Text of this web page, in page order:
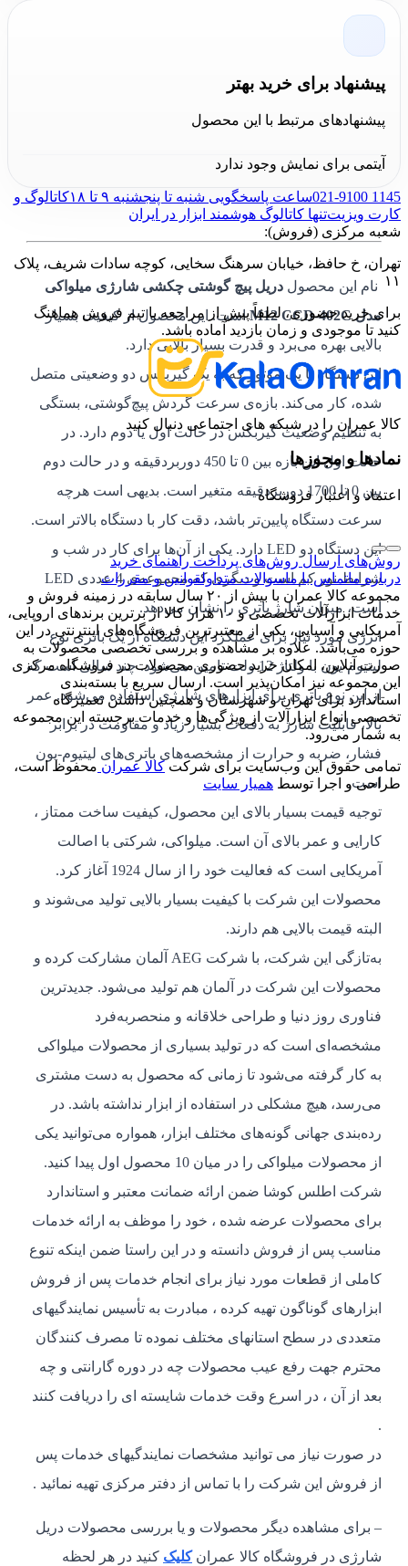
نام این محصول دریل پیچ گوشتی چکشی شارژی میلواکی
مدل M12 CCD-402C
است. این محصول از کیفیت بسیار
بالایی بهره‌ می‌برد و قدرت بسیار بالایی دارد.
این دستگاه با یک موتور که به یک گیربکس دو وضعیتی متصل
شده، کار می‌کند. بازه‌ی سرعت گردش پیچ‌گوشتی، بستگی
به تنظیم وضعیت گیربکس در حالت اول یا دوم دارد. در
حالت اول این بازه بین 0 تا 450 دوربردقیقه و در حالت دوم
بین 0 تا 1700 دوربردقیقه متغیر است. بدیهی است هرچه
سرعت دستگاه پایین‌تر باشد، دقت کار با دستگاه بالاتر است.
این دستگاه دو LED دارد. یکی از آن‌ها برای کار در شب و
شرایط نور کم است و دیگری که مجموعه‌ی 4 عددی LED
است، میزان شارژ باتری را نشان می‌دهد.
انرژی مورد نیاز برای عملکرد این دستگاه از یک باتری نوع
لیتیوم-یون با ولتاژ 12 ولت تامین می‌شود. چند سالی است که
از این نوع باتری برای ابزارهای شارژی استفاده می‌شود. عمر
بالا، قابلیت شارژ به دفعات بسیار زیاد و مقاومت در برابر
فشار، ضربه و حرارت از مشخصه‌های باتری‌های لیتیوم-یون
است.
توجیه قیمت بسیار بالای این محصول، کیفیت ساخت ممتاز ،
کارایی و عمر بالای آن است. میلواکی، شرکتی با اصالت
آمریکایی است که فعالیت خود را از سال 1924 آغاز کرد.
محصولات این شرکت با کیفیت بسیار بالایی تولید می‌شوند و
البته قیمت بالایی هم دارند.
به‌تازگی این شرکت، با شرکت AEG آلمان مشارکت کرده و
محصولات این شرکت در آلمان هم تولید می‌شود. جدیدترین
فناوری روز دنیا و طراحی خلاقانه و منحصر‌به‌فرد
مشخصه‌ای است که در تولید بسیاری از محصولات میلواکی
به کار گرفته می‌شود تا زمانی که محصول به دست مشتری
می‌رسد، هیچ مشکلی در استفاده از ابزار نداشته باشد. در
رده‌بندی جهانی گونه‌های مختلف ابزار، همواره می‌توانید یکی
از محصولات میلواکی را در میان 10 محصول اول پیدا کنید.
شرکت اطلس کوشا ضمن ارائه ضمانت معتبر و استاندارد
برای محصولات عرضه شده ، خود را موظف به ارائه خدمات
مناسب پس از فروش دانسته و در این راستا ضمن اینکه تنوع
کاملی از قطعات مورد نیاز برای انجام خدمات پس از فروش
ابزارهای گوناگون تهیه کرده ، مبادرت به تأسیس نمایندگیهای
متعددی در سطح استانهای مختلف نموده تا مصرف کنندگان
محترم جهت رفع عیب محصولات چه در دوره گارانتی و چه
بعد از آن ، در اسرع وقت خدمات شایسته ای را دریافت کنند
.
در صورت نیاز می توانید مشخصات نمایندگیهای خدمات پس
از فروش این شرکت را با تماس از دفتر مرکزی تهیه نمائيد .
– برای مشاهده دیگر محصولات و یا بررسی محصولات دریل
شارژی در فروشگاه کالا عمرانکلیک کنید در هر لحظه
پیشنهاد برای خرید بهتر
پیشنهادهای مرتبط با این محصول
آیتمی برای نمایش وجود ندارد
021-9100 1145ساعت پاسخگویی شنبه تا پنجشنبه ۹ تا ۱۸
کاتالوگ و
کارت ویزیتتنها کاتالوگ هوشمند ابزار در ایران
شعبه مرکزی (فروش):
تهران، خ حافظ، خیابان سرهنگ سخایی، کوچه سادات شریف، پلاک
۱۱
برای خرید حضوری، لطفاً پیش از مراجعه با تیم فروش هماهنگ
کنید تا موجودی و زمان بازدید آماده باشد.
کالا عمران را در شبکه های اجتماعی دنبال کنید
نمادها و مجوزها
اعتماد و اعتبار فروشگاه
روش‌های ارسالروش‌های پرداخت راهنمای خرید
درباره ماتماس با ماسوالات متداولقوانین و مقررات
مجموعه کالا عمران با بیش از ۲۰ سال سابقه در زمینه فروش و
خدمات ابزارآلات تخصصی و ۱۰ هزار کالا از برترین برندهای اروپایی،
آمریکایی و آسیایی، یکی از معتبرترین فروشگاه‌های اینترنتی در این
حوزه می‌باشد. علاوه بر مشاهده و بررسی تخصصی محصولات به
صورت آنلاین، امکان خرید حضوری محصولات در فروشگاه مرکزی
این مجموعه نیز امکان‌پذیر است. ارسال سریع با بسته‌بندی
استاندارد برای تهران و شهرستان و همچنین داشتن تعمیرگاه
تخصصی انواع ابزارآلات از ویژگی‌ها و خدمات برجسته این مجموعه
به شمار می‌رود.
تمامی حقوق این وب‌سایت برای شرکت کالا عمران محفوظ است،
طراحی و اجرا توسط همیار سایت